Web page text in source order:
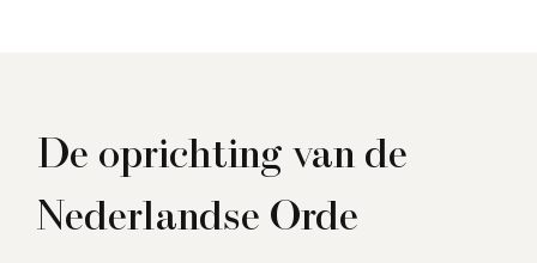
De oprichting van de
Nederlandse Orde